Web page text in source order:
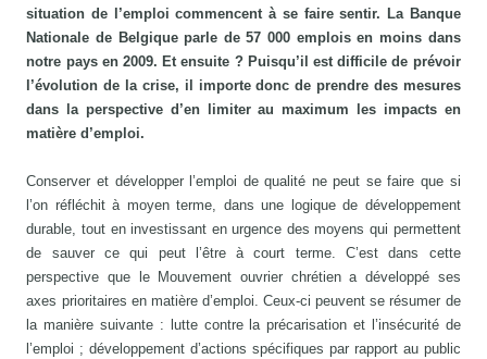
situation de l’emploi commencent à se faire sentir. La Banque
Nationale de Belgique parle de 57 000 emplois en moins dans
notre pays en 2009. Et ensuite ? Puisqu’il est difficile de prévoir
l’évolution de la crise, il importe donc de prendre des mesures
dans la perspective d’en limiter au maximum les impacts en
matière d’emploi.
Conserver et développer l’emploi de qualité ne peut se faire que si
l’on réfléchit à moyen terme, dans une logique de développement
durable, tout en investissant en urgence des moyens qui permettent
de sauver ce qui peut l’être à court terme. C’est dans cette
perspective que le Mouvement ouvrier chrétien a développé ses
axes prioritaires en matière d’emploi. Ceux-ci peuvent se résumer de
la manière suivante : lutte contre la précarisation et l’insécurité de
l’emploi ; développement d’actions spécifiques par rapport au public